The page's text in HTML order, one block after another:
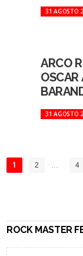
31 AGOSTO
ARCO
OSCAR
31 AGOSTO
1 2 … 4
ROCK MASTER